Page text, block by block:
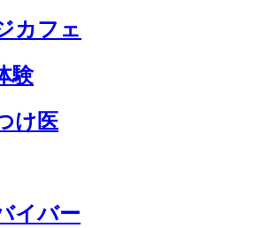
カフェ
験
け医
イバー